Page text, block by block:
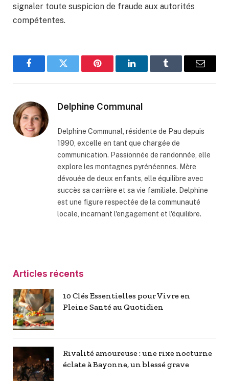
signaler toute suspicion de fraude aux autorités
compétentes.
FacebookTwitter Pinterest LinkedInTumblr Email
Delphine Communal
Delphine Communal, résidente de Pau depuis
1990, excelle en tant que chargée de
communication. Passionnée de randonnée, elle
explore les montagnes pyrénéennes. Mère
dévouée de deux enfants, elle équilibre avec
succès sa carrière et sa vie familiale. Delphine
est une figure respectée de la communauté
locale, incarnant l'engagement et l'équilibre.
Articles récents
10 Clés Essentielles pour Vivre en
Pleine Santé au Quotidien
Rivalité amoureuse : une rixe nocturne
éclate à Bayonne, un blessé grave